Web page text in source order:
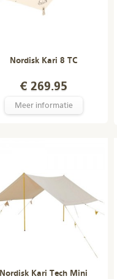
Nordisk Kari 8 TC
€ 269.95
Meer informatie
Nordisk Kari Tech Mini